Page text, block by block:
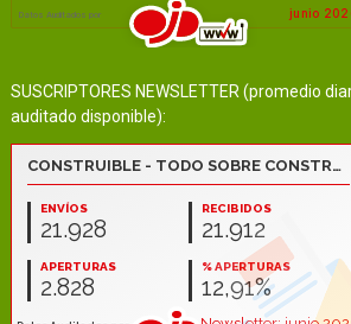
SUSCRIPTORES NEWSLETTER (promedio
auditado disponible):